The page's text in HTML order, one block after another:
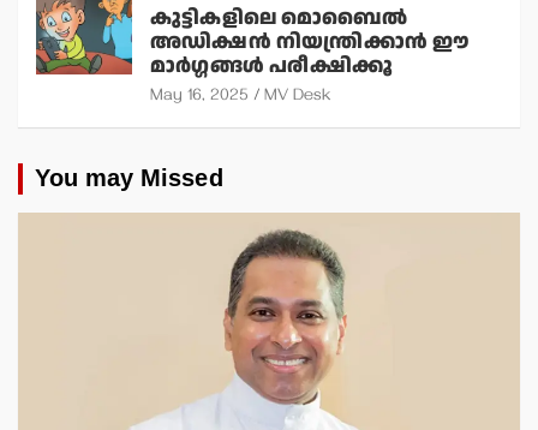
കുട്ടികളിലെ മൊബൈല്‍
അഡിക്ഷന്‍ നിയന്ത്രിക്കാന്‍ ഈ
മാര്‍ഗ്ഗങ്ങള്‍ പരീക്ഷിക്കൂ
May 16, 2025 MV Desk
You may Missed